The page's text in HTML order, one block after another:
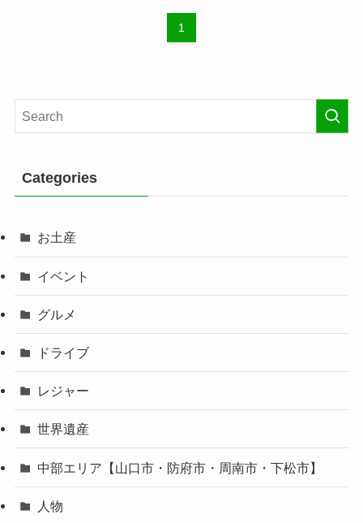
1
Categories
お土産
イベント
グルメ
ドライブ
レジャー
世界遺産
中部エリア【山口市・防府市・周南市・下松市】
人物